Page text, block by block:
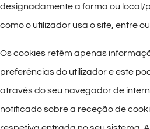
designadamente a forma ou local/
como o utilizador usa o site, entre
Os cookies retêm apenas
preferências do utilizador e este
através do seu navegador de
notificado sobre a receção de